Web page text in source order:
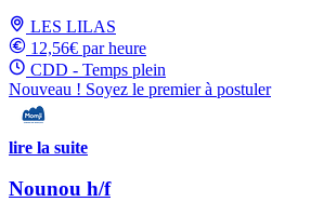
LES LILAS
12,56€ par heure
CDD - Temps plein
Nouveau ! Soyez le premier à postuler
lire la suite
Nounou h/f